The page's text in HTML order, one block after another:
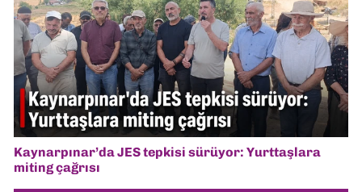
Kaynarpınar’da JES tepkisi sürüyor: Yurttaşlara
miting çağrısı